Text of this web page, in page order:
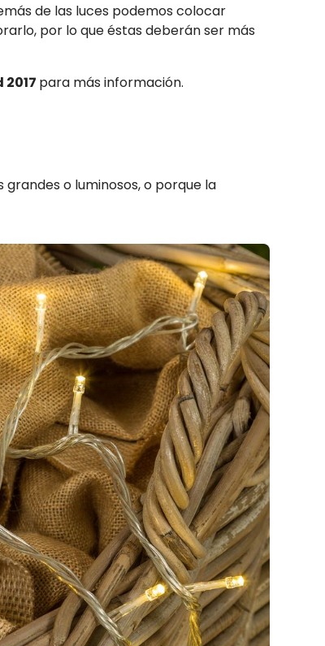
de las luces podemos colocar
por lo que éstas deberán ser más
para más información.
o luminosos, o porque la